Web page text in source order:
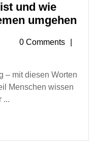
und wie
umgehen
ist
0 Comments
– mit diesen Worten
Menschen wissen
...